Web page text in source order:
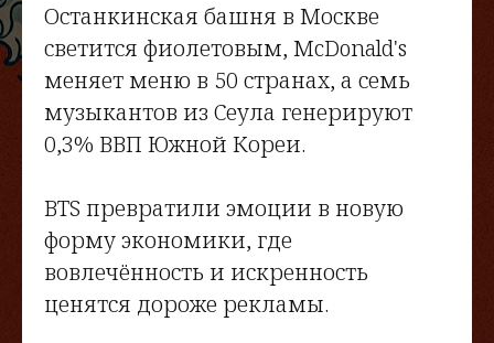
Останкинская башня в Москве
светится фиолетовым, McDonald's
меняет меню в 50 странах, а семь
музыкантов из Сеула генерируют
0,3% ВВП Южной Кореи.
BTS превратили эмоции в новую
форму экономики, где
вовлечённость и искренность
ценятся дороже рекламы.